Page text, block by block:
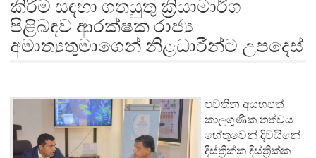
කිරීම සඳහා ගතයුතු ක්‍රියාමාර්ග
පිළිබඳව ආරක්ෂක රාජ්‍ය
අමාත්‍යතුමාගෙන් නිළධාරීන්ට උපදෙස්
පවතින අයහපත්
කාලගුණික තත්වය
හේතුවෙන් දිවයිනේ
දිස්ත්‍රික්ක දිස්ත්‍රික්ක